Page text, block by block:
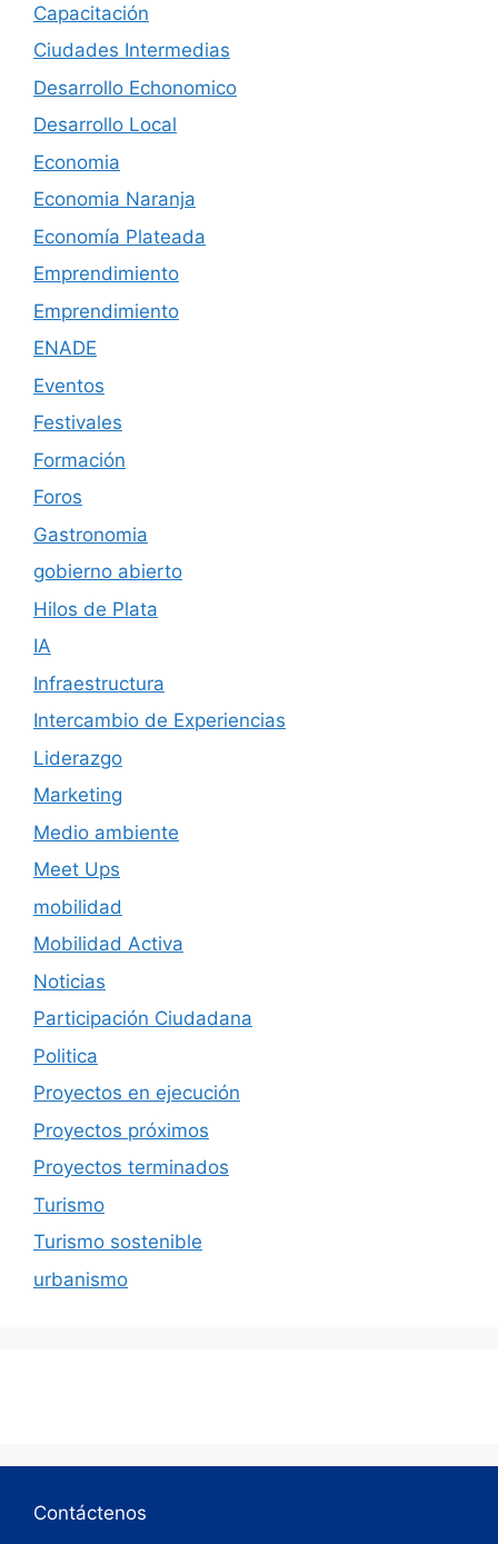
Capacitación
Ciudades Intermedias
Desarrollo Echonomico
Desarrollo Local
Economia
Economia Naranja
Economía Plateada
Emprendimiento
Emprendimiento
ENADE
Eventos
Festivales
Formación
Foros
Gastronomia
gobierno abierto
Hilos de Plata
IA
Infraestructura
Intercambio de Experiencias
Liderazgo
Marketing
Medio ambiente
Meet Ups
mobilidad
Mobilidad Activa
Noticias
Participación Ciudadana
Politica
Proyectos en ejecución
Proyectos próximos
Proyectos terminados
Turismo
Turismo sostenible
urbanismo
Contáctenos